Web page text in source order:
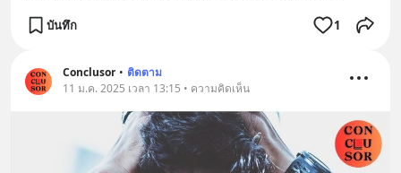
บันทึก 1
Conclusor • ติดตาม
11 ม.ค. 2025 เวลา 13:15 • ความคิดเห็น